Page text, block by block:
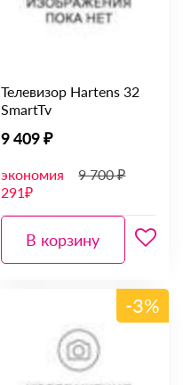
Телевизор Hartens 32
SmartTv
9 409 ₽
экономия
291₽
9 700 ₽
В корзину
-3%